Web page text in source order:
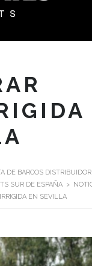
DE BARCOS
SUR DE ESPAÑA >
EN SEVILLA